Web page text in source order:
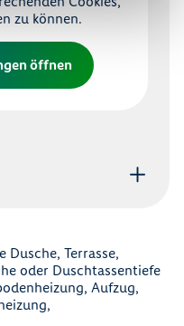
zu können.
öffnen
Dusche, Terrasse,
oder Duschtassentiefe
Aufzug,